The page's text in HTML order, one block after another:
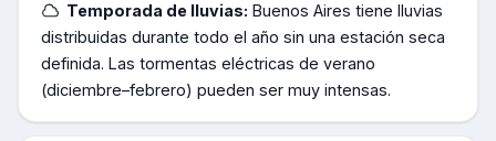
Temporada de lluvias: Buenos Aires tiene lluvias
distribuidas durante todo el año sin una estación seca
definida. Las tormentas eléctricas de verano
(diciembre–febrero) pueden ser muy intensas.